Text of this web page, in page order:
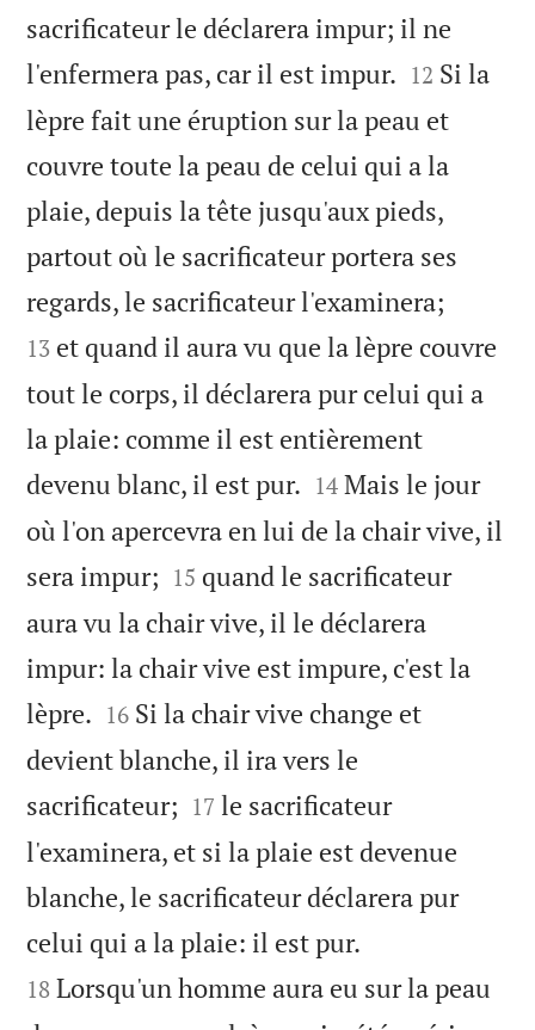
sacrificateur le déclarera impur; il ne
l'enfermera pas, car il est impur. 

12 Si la
lèpre fait une éruption sur la peau et
couvre toute la peau de celui qui a la
plaie, depuis la tête jusqu'aux pieds,
partout où le sacrificateur portera ses
regards, le sacrificateur l'examinera;
13 et quand il aura vu que la lèpre couvre
tout le corps, il déclarera pur celui qui a
la plaie: comme il est entièrement
devenu blanc, il est pur. 

14 Mais le jour
où l'on apercevra en lui de la chair vive, il
sera impur; 

15 quand le sacrificateur
aura vu la chair vive, il le déclarera
impur: la chair vive est impure, c'est la
lèpre. 

16 Si la chair vive change et
devient blanche, il ira vers le
sacrificateur; 

17 le sacrificateur
l'examinera, et si la plaie est devenue
blanche, le sacrificateur déclarera pur
celui qui a la plaie: il est pur.
18 Lorsqu'un homme aura eu sur la peau